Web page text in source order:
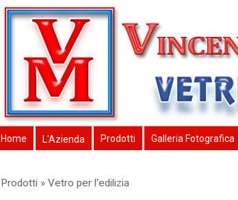
Home L'Azienda Prodotti Galleria Fotografica
Prodotti » Vetro per l'edilizia